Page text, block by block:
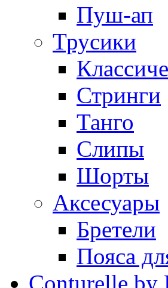
Пуш-ап
Трусики
Стринги
Танго
Слипы
Шорты
Аксесуары
Бретели
Пояса
Conturelle by